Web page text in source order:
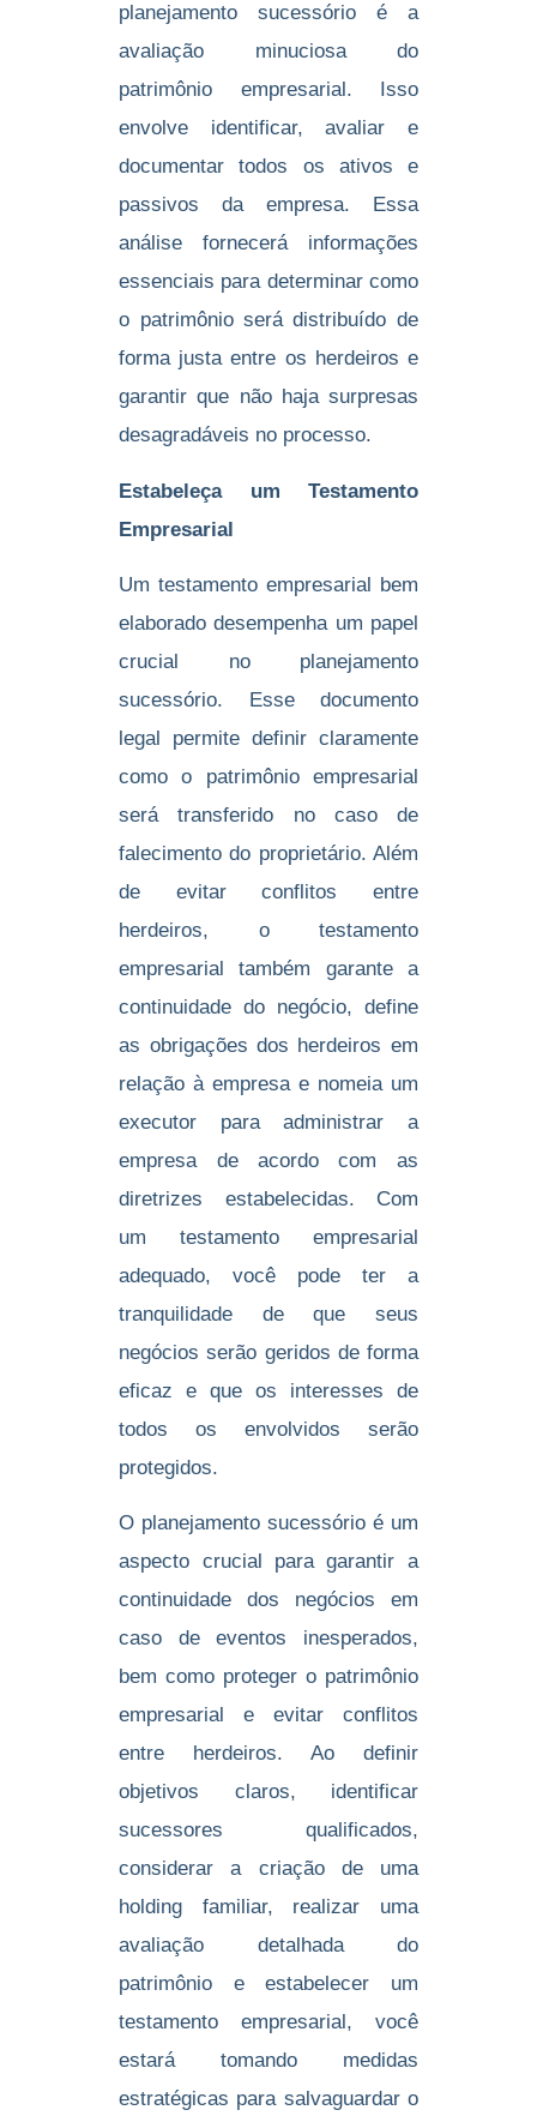
planejamento sucessório é a
avaliação minuciosa do
patrimônio empresarial. Isso
envolve identificar, avaliar e
documentar todos os ativos e
passivos da empresa. Essa
análise fornecerá informações
essenciais para determinar como
o patrimônio será distribuído de
forma justa entre os herdeiros e
garantir que não haja surpresas
desagradáveis no processo.
Estabeleça um Testamento
Empresarial
Um testamento empresarial bem
elaborado desempenha um papel
crucial no planejamento
sucessório. Esse documento
legal permite definir claramente
como o patrimônio empresarial
será transferido no caso de
falecimento do proprietário. Além
de evitar conflitos entre
herdeiros, o testamento
empresarial também garante a
continuidade do negócio, define
as obrigações dos herdeiros em
relação à empresa e nomeia um
executor para administrar a
empresa de acordo com as
diretrizes estabelecidas. Com
um testamento empresarial
adequado, você pode ter a
tranquilidade de que seus
negócios serão geridos de forma
eficaz e que os interesses de
todos os envolvidos serão
protegidos.
O planejamento sucessório é um
aspecto crucial para garantir a
continuidade dos negócios em
caso de eventos inesperados,
bem como proteger o patrimônio
empresarial e evitar conflitos
entre herdeiros. Ao definir
objetivos claros, identificar
sucessores qualificados,
considerar a criação de uma
holding familiar, realizar uma
avaliação detalhada do
patrimônio e estabelecer um
testamento empresarial, você
estará tomando medidas
estratégicas para salvaguardar o